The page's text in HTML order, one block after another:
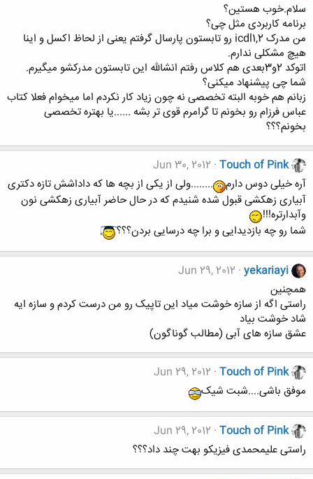
سلام.خوب هستین؟
برنامه کاربردی مثل چی؟
من مدرک icdl1,2 رو تابستون پارسال گرفتم یعنی از لحاظ اکسل و اینا
هیچ مشکلی ندارم.
اتوکد 2و3بعدی هم کلاس رفتم انشالله این تابستون مدرکشو میگیرم.
شما چی پیشنهاد میکنی؟
زبانم هم خوبه البته تخصصی نه چون زیاد کار نکردم اما میخوام فعلا کتاب
عباس فرزام رو بخونم تا گرامرم قوی تر بشه ......یا بهتره تخصصی
بخونم؟؟؟
Touch of Pink
Jun 30, 2012
آره خیلی دوس دارم
........ولی از یکی از بچه ها که داداشش تازه دکتری
آبیاری زهکشی قبول شده شنیدم که در حال حاضر آبیاری زهکشی نون
وآبدارتره!!!
شما رو چه بازدیدایی و برا چه درسایی بردن؟؟؟
yekariayi
Jun 29, 2012
همچنین
راستی اگه از سازه خوشت میاد این تاپیک رو من درست کردم و سازه ایه
شاد خوشت بیاد
عشق سازه های آبی (مطالب گوناگون)
Touch of Pink
Jun 29, 2012
موفق باشی....شبت شیک
Touch of Pink
Jun 29, 2012
راستی علیمحمدی فیزیکو بهت چند داد؟؟؟